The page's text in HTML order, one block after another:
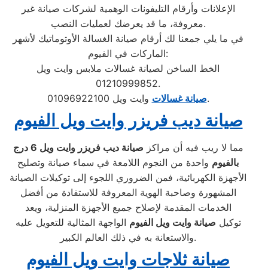
الإعلانات وأرقام التليفونات الوهمية لشركات صيانة غير
معروفة، ما قد يعرضك لعمليات النصب.
في ما يلي جمعنا لك أرقام صيانة الغسالة الأوتوماتيك لأشهر
الماركات في الفيوم:
الخط الساخن لصيانة غسالات ملابس وايت ويل
01210999852.
صيانة غسالاتوايت ويل 01096922100.
صيانة ديب فريزر وايت ويل الفيوم
مما لا ريب فيه أن مراكز صيانة ديب فريزر وايت ويل
6 درج
بالفيوم واحدة من النجوم اللامعة في سماء صيانة وتصليح
الأجهزة الكهربائية، فمن الضروري اللجوء إلى توكيلات الصيانة
المشهورة وصاحبة الهوية المعروفة للاستفادة من أفضل
الخدمات المقدمة لإصلاح جميع الأجهزة المنزلية، ويعد
توكيل صيانة وايت ويل الفيوم الواجهة المثالية للتعويل عليه
والاستعانة به في ذلك العالم الكبير.
صيانة ثلاجات وايت ويل الفيوم